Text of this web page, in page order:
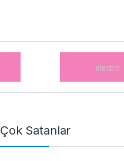
Çok Satanlar